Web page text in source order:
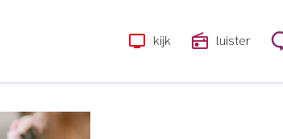
kijk luister